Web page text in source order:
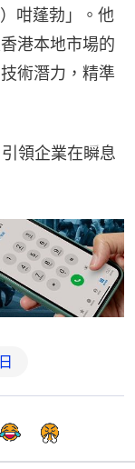
咁蓬勃」。他
港本地市場的
術潛力，精準
領企業在瞬息